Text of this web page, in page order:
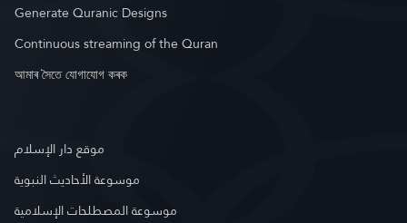
Generate Quranic Designs
Continuous streaming of the Quran
আমাৰ সৈতে যোগাযোগ কৰক
موقع دار الإسلام
موسوعة الأحاديث النبوية
موسوعة المصطلحات الإسلامية